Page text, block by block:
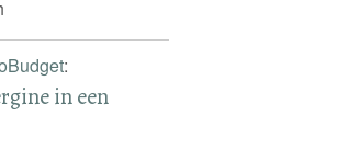
:
in een